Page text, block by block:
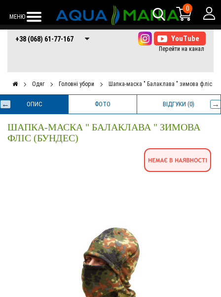
МЕНЮ
0
+38 (068) 61-77-
167
+38 (066) 61-77-+38 (073) 61-77-
167
+38 (068) 61-77-167
Одяг Головні убори Шапка-маска " Балаклава " зимова фліс
ОПИС ФОТО ВІДГУКИ (0)
ШАПКА-МАСКА " БАЛАКЛАВА " ЗИМОВА
ФЛІС (БУНДЕС)